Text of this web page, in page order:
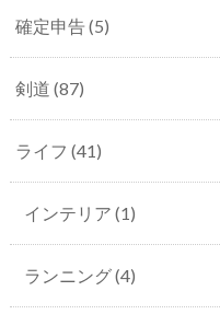
確定申告(5)
剣道 (87)
ライフ (41)
インテリア (1)
ランニング(4)